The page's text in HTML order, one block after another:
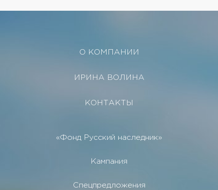
О КОМПАНИИ
ИРИНА ВОЛИНА
КОНТАКТЫ
«Фонд Русский наследник»
Кампания
Спецпредложения